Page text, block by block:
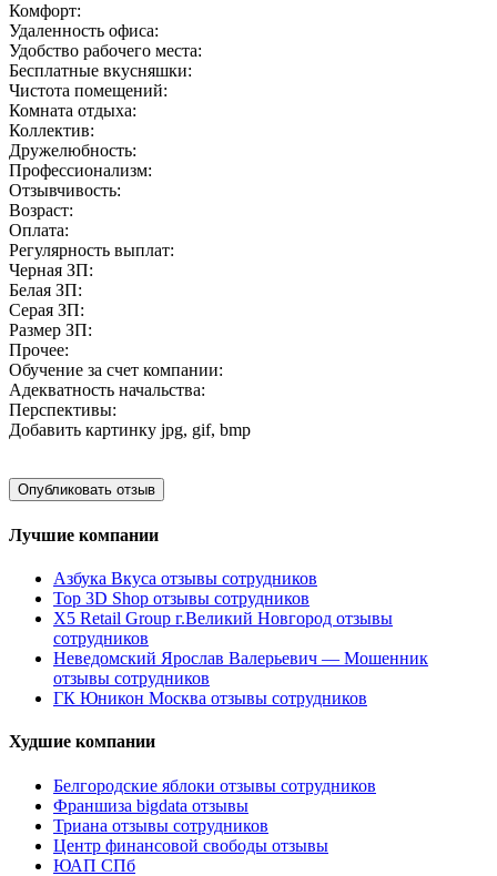
Комфорт:
Удаленность офиса:
Удобство рабочего места:
Бесплатные вкусняшки:
Чистота помещений:
Комната отдыха:
Коллектив:
Дружелюбность:
Профессионализм:
Отзывчивость:
Возраст:
Оплата:
Регулярность выплат:
Черная ЗП:
Белая ЗП:
Серая ЗП:
Размер ЗП:
Прочее:
Обучение за счет компании:
Адекватность начальства:
Перспективы:
Добавить картинку jpg, gif, bmp
Лучшие компании
Азбука Вкуса отзывы сотрудников
Top 3D Shop отзывы сотрудников
X5 Retail Group г.Великий Новгород отзывы
сотрудников
Неведомский Ярослав Валерьевич — Мошенник
отзывы сотрудников
ГК Юникон Москва отзывы сотрудников
Худшие компании
Белгородские яблоки отзывы сотрудников
Франшиза bigdata отзывы
Триана отзывы сотрудников
Центр финансовой свободы отзывы
ЮАП СПб